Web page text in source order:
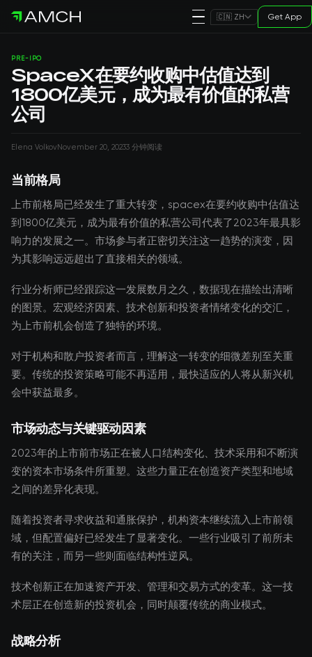
🇨🇳 ZH Get App
PRE-IPO
SpaceX在要约收购中估值达到
1800亿美元，成为最有价值的私营
公司
Elena VolkovNovember 20, 20233 分钟阅读
当前格局
上市前格局已经发生了重大转变，spacex在要约收购中估值达
到1800亿美元，成为最有价值的私营公司代表了2023年最具影
响力的发展之一。市场参与者正密切关注这一趋势的演变，因
为其影响远远超出了直接相关的领域。
行业分析师已经跟踪这一发展数月之久，数据现在描绘出清晰
的图景。宏观经济因素、技术创新和投资者情绪变化的交汇，
为上市前机会创造了独特的环境。
对于机构和散户投资者而言，理解这一转变的细微差别至关重
要。传统的投资策略可能不再适用，最快适应的人将从新兴机
会中获益最多。
市场动态与关键驱动因素
2023年的上市前市场正在被人口结构变化、技术采用和不断演
变的资本市场条件所重塑。这些力量正在创造资产类型和地域
之间的差异化表现。
随着投资者寻求收益和通胀保护，机构资本继续流入上市前领
域，但配置偏好已经发生了显著变化。一些行业吸引了前所未
有的关注，而另一些则面临结构性逆风。
技术创新正在加速资产开发、管理和交易方式的变革。这一技
术层正在创造新的投资机会，同时颠覆传统的商业模式。
战略分析